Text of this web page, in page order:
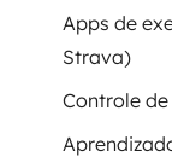
Apps de
Strava)
Controle